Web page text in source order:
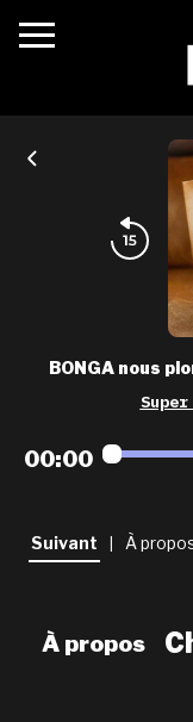
c’était
actualités
podcasts
nova aime
les grilles
playlists
newsletter
BONGA nous
00:00
Suivant À
À propos